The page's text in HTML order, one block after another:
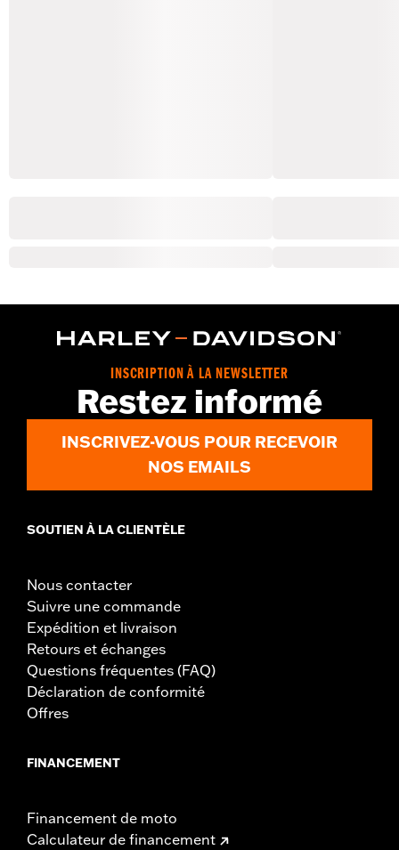
INSCRIPTION À LA NEWSLETTER
Restez informé
INSCRIVEZ-VOUS POUR RECEVOIR
NOS EMAILS
SOUTIEN À LA CLIENTÈLE
Nous contacter
Suivre une commande
Expédition et livraison
Retours et échanges
Questions fréquentes (FAQ)
Déclaration de conformité
Offres
FINANCEMENT
Financement de moto
Calculateur de financement